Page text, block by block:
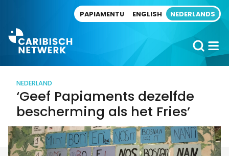
PAPIAMENTU ENGLISH NEDERLANDS
NEDERLAND
‘Geef Papiaments dezelfde
bescherming als het Fries’